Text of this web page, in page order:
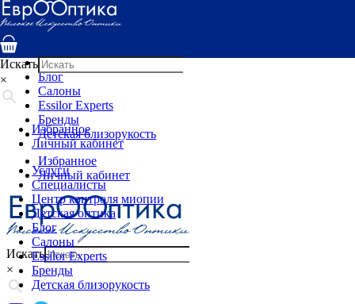
Услуги
Специалисты
Детская оптика
Блог
Салоны
Essilor Experts
Бренды
Детская близорукость
Избранное
Личный кабинет
Искать
×
Искать
×
Избранное
Личный кабинет
Услуги
Специалисты
Центр контроля миопии
Детская оптика
Блог
Салоны
Essilor Experts
Бренды
Детская близорукость